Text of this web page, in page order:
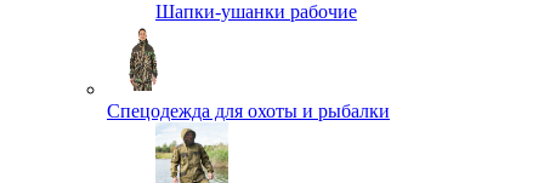
Шапки-ушанки рабочие
Спецодежда для охоты и рыбалки